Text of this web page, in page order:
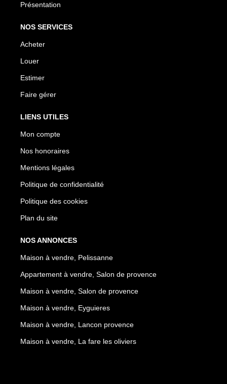
Présentation
NOS SERVICES
Acheter
Louer
Estimer
Faire gérer
LIENS UTILES
Mon compte
Nos honoraires
Mentions légales
Politique de confidentialité
Politique des cookies
Plan du site
NOS ANNONCES
Maison à vendre, Pelissanne
Appartement à vendre, Salon de provence
Maison à vendre, Salon de provence
Maison à vendre, Eyguieres
Maison à vendre, Lancon provence
Maison à vendre, La fare les oliviers